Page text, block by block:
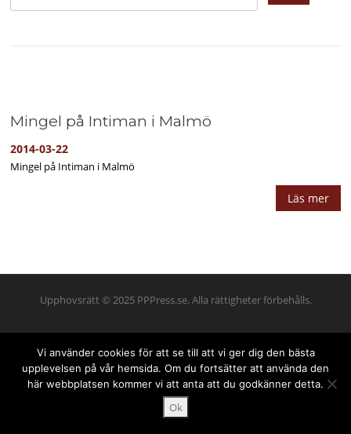
Mingel på Intiman i Malmö
2014-03-22
Mingel på Intiman i Malmö
Läs mer
Upphovsrätt © 2025 PPPress.se. Alla rättigheter förbehålls.
Vi använder cookies för att se till att vi ger dig den bästa
upplevelsen på vår hemsida. Om du fortsätter att använda den
här webbplatsen kommer vi att anta att du godkänner detta.
Ok